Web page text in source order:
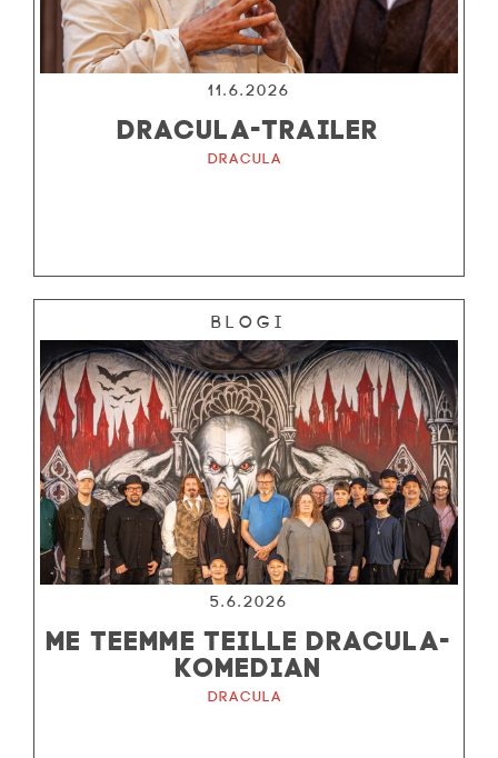
11.6.2026
DRACULA-TRAILER
Dracula
Blogi
5.6.2026
ME TEEMME TEILLE DRACULA-
KOMEDIAN
Dracula